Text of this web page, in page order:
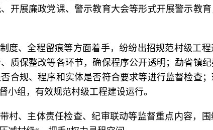
开展廉政党课、警示教育大会等形式开展警示教育
度、全程留痕等方面着手，纷纷出招规范村级工
质保整改等各环节，确保程序公开透明；勐省镇纪
合规、程序和实体是否符合要求等进行监督检查
小组，有效规范村级工程建设运行。
村、主体责任检查、纪审联动等监督重点内容，围